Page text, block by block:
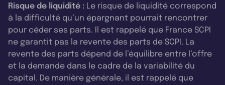
Risque de liquidité : Le risque de liquidité correspond
à la difficulté qu’un épargnant pourrait rencontrer
pour céder ses parts. Il est rappelé que France SCPI
ne garantit pas la revente des parts de SCPI. La
revente des parts dépend de l’équilibre entre l’offre
et la demande dans le cadre de la variabilité du
capital. De manière générale, il est rappelé que